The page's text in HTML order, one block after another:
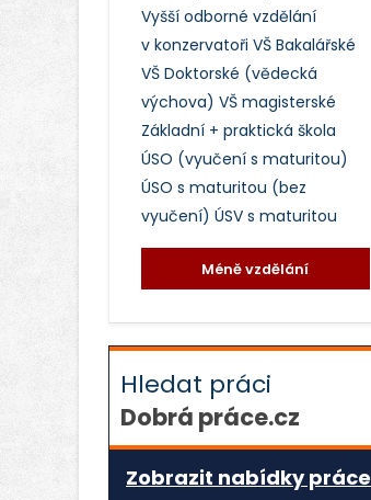
Vyšší odborné vzdělání
v konzervatoři VŠ Bakalářské
VŠ Doktorské (vědecká
výchova) VŠ magisterské
Základní + praktická škola
ÚSO (vyučení s maturitou)
ÚSO s maturitou (bez
vyučení) ÚSV s maturitou
Méně vzdělání
Hledat práci
Dobrá práce.cz
Zobrazit nabídky práce